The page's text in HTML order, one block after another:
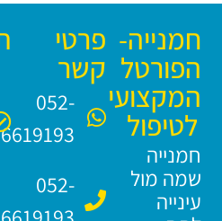
חמנייה-
הפורטל
המקצועי
לטיפול
חמנייה
שמה מול
עינייה
פרטי
קשר
052-
6619193
052-